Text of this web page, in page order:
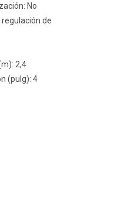
No
de
2,4
(pulg): 4